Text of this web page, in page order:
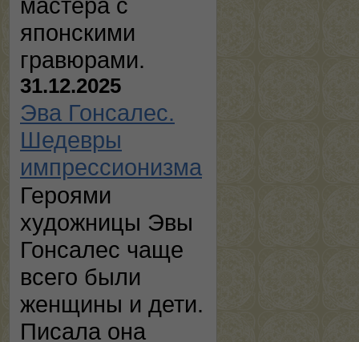
японскими
гравюрами.
31.12.2025
Эва Гонсалес.
Шедевры
импрессионизма
Героями
художницы Эвы
Гонсалес чаще
всего были
женщины и дети.
Писала она